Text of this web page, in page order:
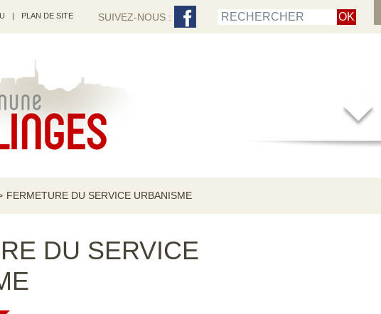
| PLAN DE SITE SUIVEZ-NOUS :
FERMETURE DU SERVICE URBANISME
DU SERVICE